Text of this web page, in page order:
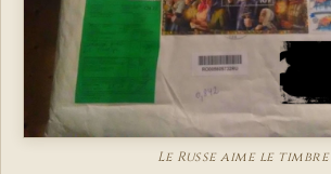
Le Russe aime le timbre